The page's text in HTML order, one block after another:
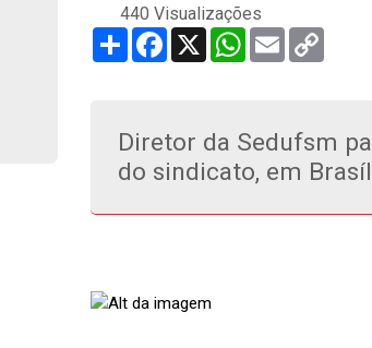
440 Visualizações
Share Facebook
X WhatsApp
Email
Diretor da Sedufsm
do sindicato, em